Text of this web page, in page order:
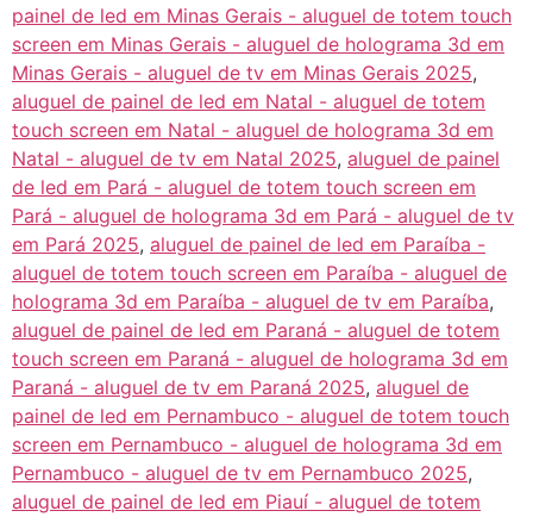
painel de led em Minas Gerais - aluguel de totem touch
screen em Minas Gerais - aluguel de holograma 3d em
Minas Gerais - aluguel de tv em Minas Gerais 2025,
aluguel de painel de led em Natal - aluguel de totem
touch screen em Natal - aluguel de holograma 3d em
Natal - aluguel de tv em Natal 2025, aluguel de painel
de led em Pará - aluguel de totem touch screen em
Pará - aluguel de holograma 3d em Pará - aluguel de tv
em Pará 2025, aluguel de painel de led em Paraíba -
aluguel de totem touch screen em Paraíba - aluguel de
holograma 3d em Paraíba - aluguel de tv em Paraíba,
aluguel de painel de led em Paraná - aluguel de totem
touch screen em Paraná - aluguel de holograma 3d em
Paraná - aluguel de tv em Paraná 2025, aluguel de
painel de led em Pernambuco - aluguel de totem touch
screen em Pernambuco - aluguel de holograma 3d em
Pernambuco - aluguel de tv em Pernambuco 2025,
aluguel de painel de led em Piauí - aluguel de totem